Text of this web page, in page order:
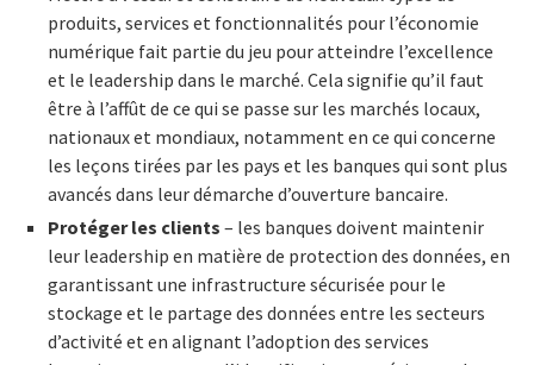
produits, services et fonctionnalités pour l’économie
numérique fait partie du jeu pour atteindre l’excellence
et le leadership dans le marché. Cela signifie qu’il faut
être à l’affût de ce qui se passe sur les marchés locaux,
nationaux et mondiaux, notamment en ce qui concerne
les leçons tirées par les pays et les banques qui sont plus
avancés dans leur démarche d’ouverture bancaire.
Protéger les clients – les banques doivent maintenir
leur leadership en matière de protection des données, en
garantissant une infrastructure sécurisée pour le
stockage et le partage des données entre les secteurs
d’activité et en alignant l’adoption des services